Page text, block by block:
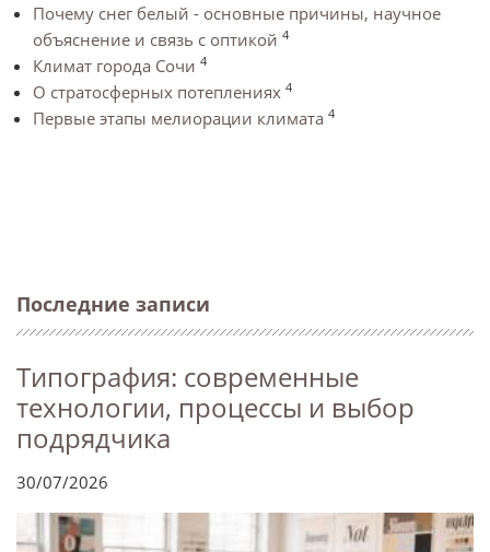
Почему снег белый - основные причины, научное
объяснение и связь с оптикой 4
Климат города Сочи 4
О стратосферных потеплениях 4
Первые этапы мелиорации климата 4
Последние записи
Типография: современные
технологии, процессы и выбор
подрядчика
30/07/2026